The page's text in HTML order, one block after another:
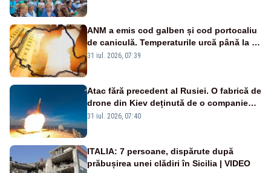
ANM a emis cod galben și cod portocaliu
de caniculă. Temperaturile urcă până la 38
de grade, iar nopțile devin tropicale
31 iul. 2026, 07:39
Atac fără precedent al Rusiei. O fabrică de
drone din Kiev deținută de o companie
americană, distrusă de o rachetă
31 iul. 2026, 07:40
ITALIA: 7 persoane, dispărute după
prăbușirea unei clădiri în Sicilia | VIDEO